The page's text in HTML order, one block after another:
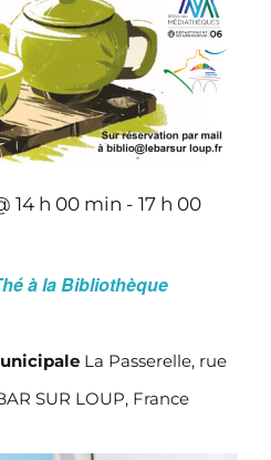
14 h 00 min - 17 h 00
à la Bibliothèque
La Passerelle, rue
SUR LOUP, France